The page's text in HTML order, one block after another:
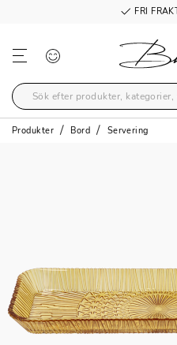
FRI
Produkter Bord Servering